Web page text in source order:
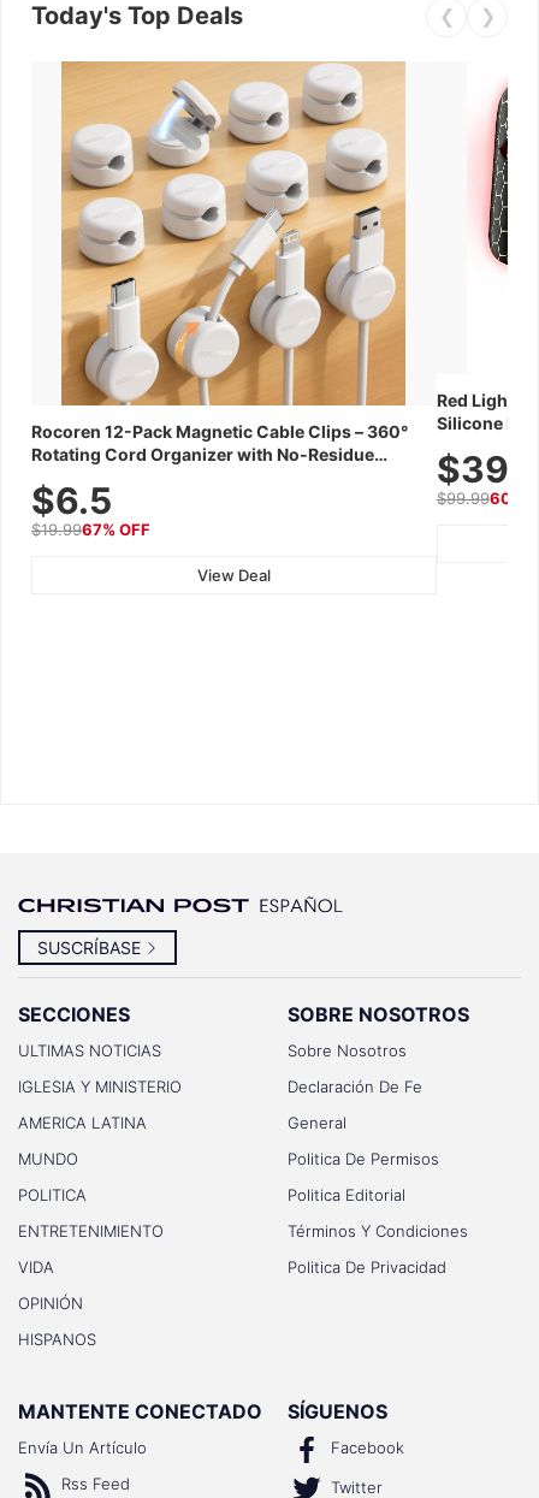
Today's Top Deals ❮ ❯
Rocoren 12-Pack Magnetic Cable Clips – 360°
Rotating Cord Organizer with No-Residue
Wall, Car & Office, White
$6.5
$19.9967% OFF
View Deal
Red Light
Silicone
$99.9960%
SUSCRÍBASE
SECCIONES
ULTIMAS NOTICIAS
IGLESIA Y MINISTERIO
AMERICA LATINA
MUNDO
POLITICA
ENTRETENIMIENTO
VIDA
OPINIÓN
HISPANOS
SOBRE NOSOTROS
Sobre Nosotros
Declaración De Fe
General
Politica De Permisos
Politica Editorial
Términos Y Condiciones
Politica De Privacidad
MANTENTE CONECTADO
Envía Un Artículo
Rss Feed
SÍGUENOS
Facebook
Twitter